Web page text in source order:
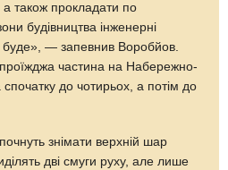
також прокладати по
будівництва інженерні
буде», — запевнив Воробйов.
проїжджа частина на Набережно-
до чотирьох, а потім до
знімати верхній шар
дві смуги руху, але лише